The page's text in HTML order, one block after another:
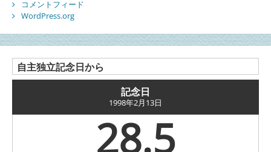
コメントフィード
WordPress.org
自主独立記念日から
記念日
1998年2月13日
28.5